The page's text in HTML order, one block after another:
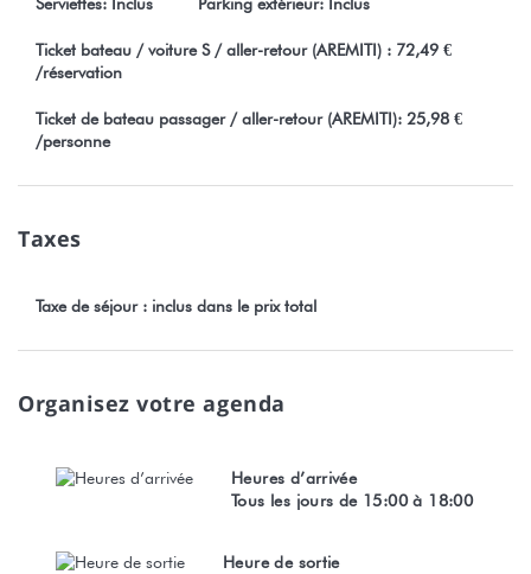
10 min des tous les commerces et restaurants.
25 min du centre urbain de Maharepa (supermarché, banque,
pharmacie, centre médical etc…).
20 min de l’usine de jus de fruit ROTUI.
35 min de l'embarcadère des ferries.
Toute réservation est soumise obligatoirement à l'acceptation
sans restrictions de nos conditions générales de vente visible
generales.
Numéro d'enregistrement : 972DTO-MT
Ticket bateau / voiture S / aller-retour (AREMITI) : 72,49 €
/réservation
Ticket de bateau passager / aller-retour (AREMITI): 25,98 €
/personne
Taxes
Taxe de séjour : inclus dans le prix total
Organisez votre agenda
Heures d’arrivée
Tous les jours de 15:00 à 18:00
Heure de sortie